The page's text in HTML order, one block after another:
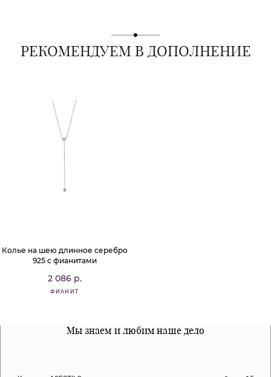
РЕКОМЕНДУЕМ В ДОПОЛНЕНИЕ
Колье на шею длинное серебро
925 с фианитами
2 086 р.
ФИАНИТ
Мы знаем и любим наше дело
Все наши материалы гипоалергенны
Примерка перед покупкой